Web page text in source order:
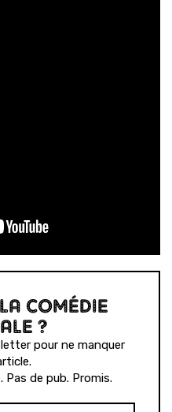
COMÉDIE
?
pour ne manquer
Pas de pub. Promis.